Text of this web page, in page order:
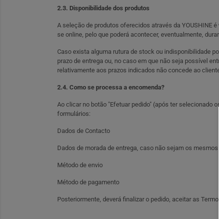
2.3. Disponibilidade dos produtos
A seleção de produtos oferecidos através da YOUSHINE
se online, pelo que poderá acontecer, eventualmente,
Caso exista alguma rutura de stock ou indisponibilidade
prazo de entrega ou, no caso em que não seja possível
relativamente aos prazos indicados não concede ao
2.4. Como se processa a encomenda?
Ao clicar no botão "Efetuar pedido" (após ter selecionado
formulários:
Dados de Contacto
Dados de morada de entrega, caso não sejam os
Método de envio
Método de pagamento
Posteriormente, deverá finalizar o pedido, aceitar as